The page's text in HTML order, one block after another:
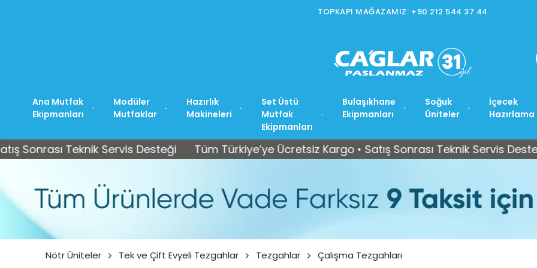
Ana Mutfak
Ekipmanları
Modüler
Mutfaklar
Hazırlık
Makineleri
Set Üstü
Mutfak
Ekipmanları
Bulaşıkhane
Ekipmanları
Soğuk
Üniteler
İçecek
Hazırlama
Teknik Servis Desteği Tüm Türkiye’ye Ücretsiz Kargo • Satış Sonrası Teknik Servis Desteği
Nötr Üniteler Tek ve Çift Evyeli Tezgahlar Tezgahlar Çalışma Tezgahları